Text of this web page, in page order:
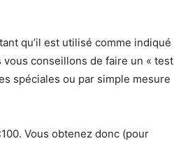
qu’il est utilisé comme indiqué
conseillons de faire un « test
spéciales ou par simple mesure
Vous obtenez donc (pour